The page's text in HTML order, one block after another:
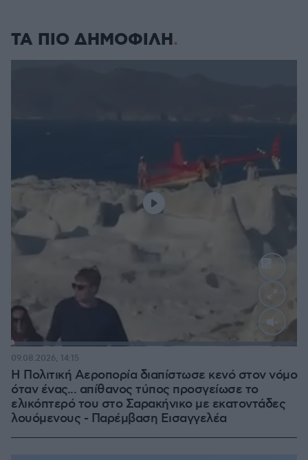
ΤΑ ΠΙΟ ΔΗΜΟΦΙΛΗ
:
Η Πολιτική Αεροπορία διαπίστωσε κενό στον νόμο
όταν ένας... απίθανος τύπος προσγείωσε το
ελικόπτερό του στο Σαρακήνικο με εκατοντάδες
λουόμενους - Παρέμβαση Εισαγγελέα
09.08.2026, 14:15